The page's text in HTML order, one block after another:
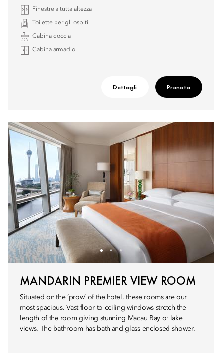
Finestre a tutta altezza
Toilette per gli ospiti
Cabina doccia
Cabina armadio
Dettagli Prenota
MANDARIN PREMIER VIEW ROOM
Situated on the ‘prow’ of the hotel, these rooms are our
most spacious. Vast floor-to-ceiling windows stretch the
length of the room giving stunning Macau Bay or lake
views. The bathroom has bath and glass-enclosed shower.